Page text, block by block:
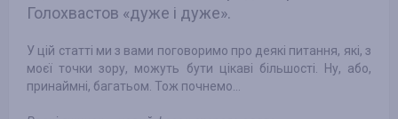
Голохвастов «дуже і дуже».
У цій статті ми з вами поговоримо про деякі питання, які, з
моєї точки зору, можуть бути цікаві більшості. Ну, або,
принаймні, багатьом. Тож почнемо…